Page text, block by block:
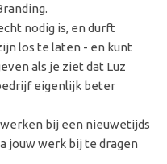
nodig is, en durft
los te laten - en kunt
als je ziet dat Luz
eigenlijk beter
bij een nieuwetijds
jouw werk bij te dragen